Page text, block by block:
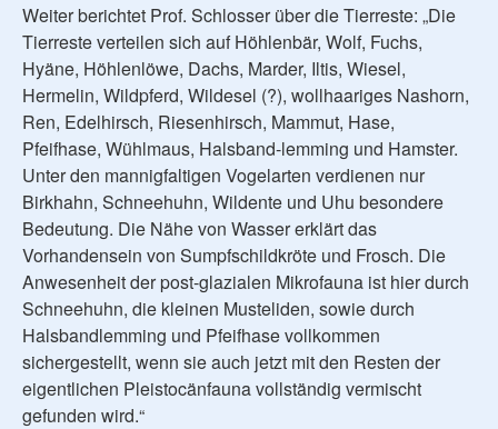
Weiter berichtet Prof. Schlosser über die Tierreste: „Die
Tierreste verteilen sich auf Höhlenbär, Wolf, Fuchs,
Hyäne, Höhlenlöwe, Dachs, Marder, Iltis, Wiesel,
Hermelin, Wildpferd, Wildesel (?), wollhaariges Nashorn,
Ren, Edelhirsch, Riesenhirsch, Mammut, Hase,
Pfeifhase, Wühlmaus, Halsband-lemming und Hamster.
Unter den mannigfaltigen Vogelarten verdienen nur
Birkhahn, Schneehuhn, Wildente und Uhu besondere
Bedeutung. Die Nähe von Wasser erklärt das
Vorhandensein von Sumpfschildkröte und Frosch. Die
Anwesenheit der post-glazialen Mikrofauna ist hier durch
Schneehuhn, die kleinen Musteliden, sowie durch
Halsbandlemming und Pfeifhase vollkommen
sichergestellt, wenn sie auch jetzt mit den Resten der
eigentlichen Pleistocänfauna vollständig vermischt
gefunden wird.“